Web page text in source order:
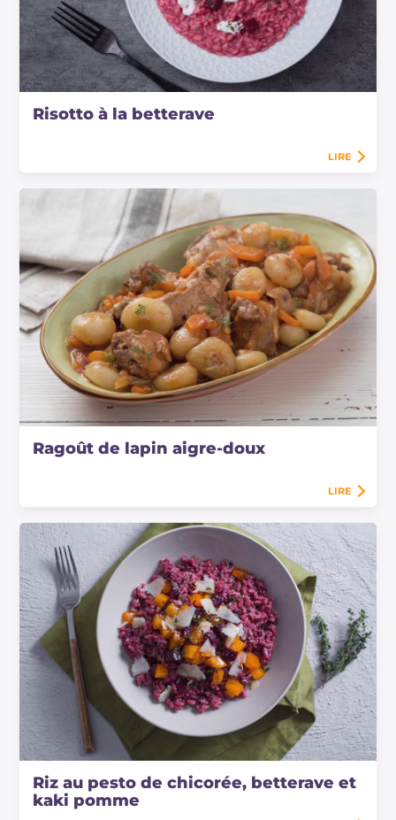
Risotto à la betterave
LIRE
Ragoût de lapin aigre-doux
LIRE
Riz au pesto de chicorée, betterave et
kaki pomme